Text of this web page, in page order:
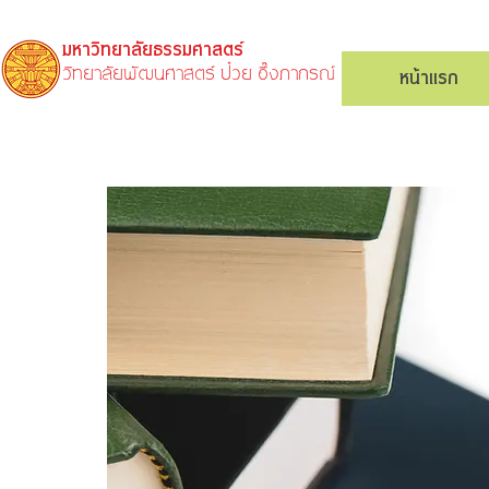
มหาวิทยาลัยธรรมศาสตร์
วิทยาลัยพัฒนศาสตร์ ป๋วย อึ๊งภากรณ์
หน้าแรก